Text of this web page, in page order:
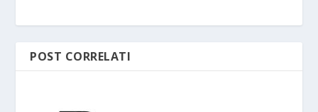
POST CORRELATI